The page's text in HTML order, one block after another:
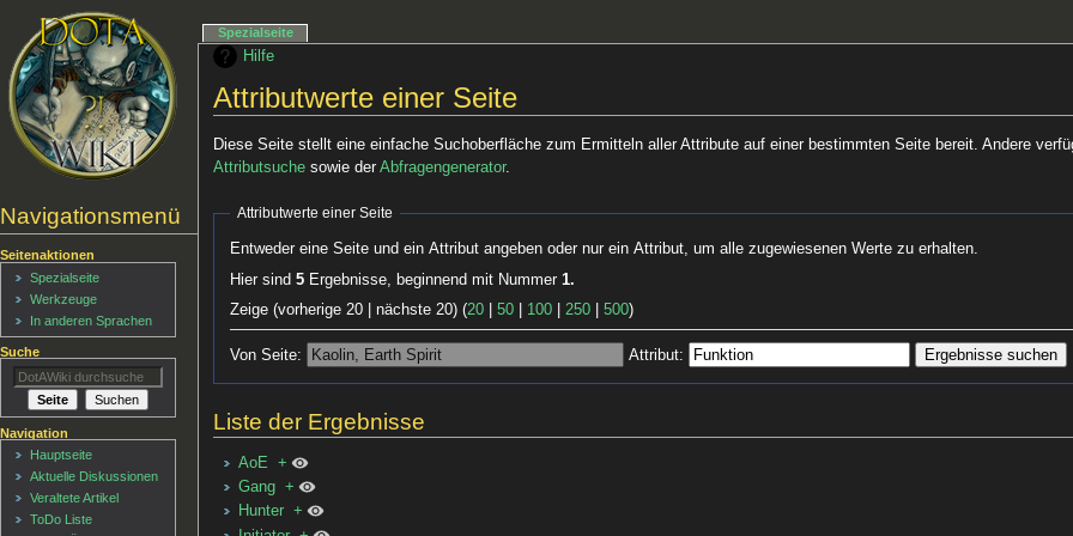
Hilfe
Attributwerte einer Seite
Diese Seite stellt eine einfache Suchoberfläche zum Ermitteln aller Attribute auf einer bestimmten Seite bereit. Andere
Attributsuche sowie derAbfragengenerator.
Attributwerte einer Seite
Entweder eine Seite und ein Attribut angeben oder nur ein Attribut, um alle zugewiesenen Werte zu erhalten.
Hier sind5 Ergebnisse, beginnend mit Nummer 1.
Zeige (vorherige 20 | nächste 20) (20 |50 100 |250 |500)
Von Seite: Attribut:
Liste der Ergebnisse
AoE
+
Gang +
Hunter +
Navigationsmenü
Spezialseite
Seitenaktionen
Spezialseite
Werkzeuge
In anderen Sprachen
Suche
Navigation
Hauptseite
Aktuelle Diskussionen
Veraltete Artikel
ToDo Liste